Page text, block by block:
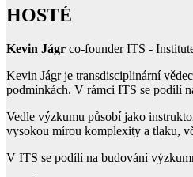
HOSTÉ
Kevin Jágr co-founder ITS -
Kevin Jágr je transdisciplinární
podmínkách. V rámci ITS se podílí
Vedle výzkumu působí jako
vysokou mírou komplexity a tlaku,
V ITS se podílí na budování